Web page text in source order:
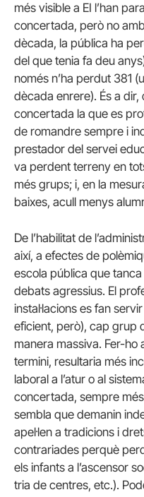
més visible a EI l’han
concertada, però no
dècada, la pública ha
del que tenia fa deu
només n’ha perdut 381
dècada enrere). És a dir,
concertada la que es
de romandre sempre i
prestador del servei
va perdent terreny en
més grups; i, en la
baixes, acull menys
De l’habilitat de
així, a efectes de
escola pública que
debats agressius. El
instal·lacions es fan
eficient, però), cap grup
manera massiva. Fer-
termini, resultaria més
laboral a l’atur o al
concertada, sempre més
sembla que demanin
apel·len a tradicions i
contrariades perquè
els infants a l’ascensor
tria de centres, etc.).